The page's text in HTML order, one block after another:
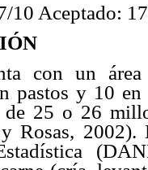
10 Aceptado:
con un
pastos y 10
de 25 o 26
Rosas, 2002).